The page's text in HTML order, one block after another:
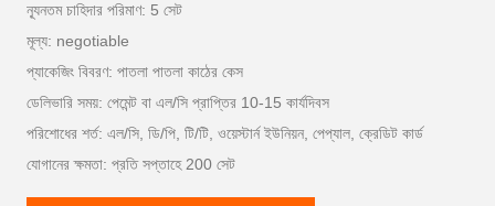
ন্যূনতম চাহিদার পরিমাণ: 5 সেট
মূল্য: negotiable
প্যাকেজিং বিবরণ: পাতলা পাতলা কাঠের কেস
ডেলিভারি সময়: পেমেন্ট বা এল/সি প্রাপ্তির 10-15 কার্যদিবস
পরিশোধের শর্ত: এল/সি, ডি/পি, টি/টি, ওয়েস্টার্ন ইউনিয়ন, পেপ্যাল, ক্রেডিট কার্ড
যোগানের ক্ষমতা: প্রতি সপ্তাহে 200 সেট